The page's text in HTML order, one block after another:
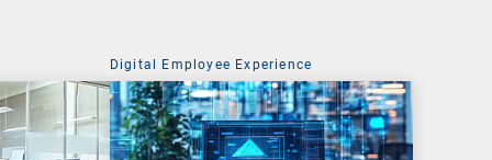
Digital Employee Experience